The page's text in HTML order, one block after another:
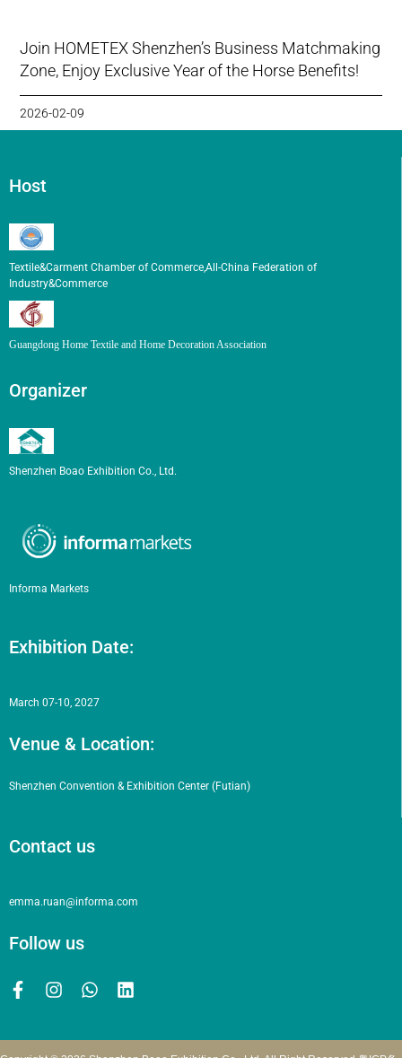
Join HOMETEX Shenzhen’s Business Matchmaking
Zone, Enjoy Exclusive Year of the Horse Benefits!
2026-02-09
Host
Textile&Carment Chamber of Commerce,All-China Federation of
Industry&Commerce
Guangdong Home Textile and Home Decoration Association
Organizer
Shenzhen Boao Exhibition Co., Ltd.
Informa Markets
Exhibition Date:
March 07-10, 2027
Venue & Location:
Shenzhen Convention & Exhibition Center (Futian)
Contact us
emma.ruan@informa.com
Follow us